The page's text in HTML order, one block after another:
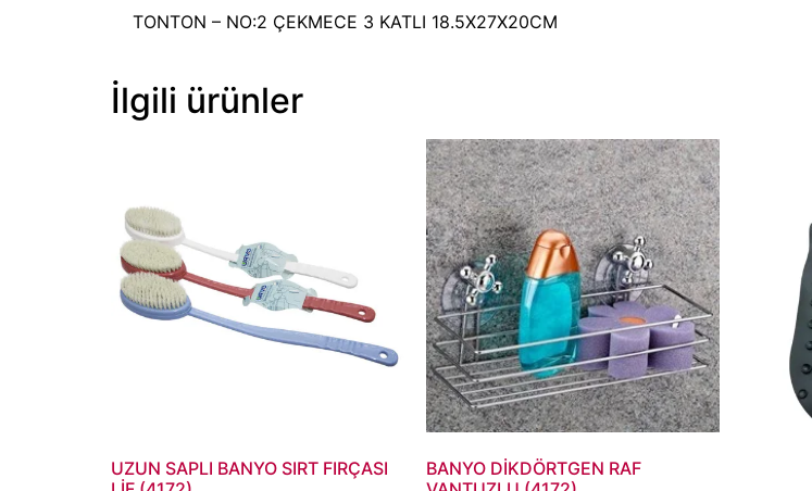
TONTON – NO:2 ÇEKMECE 3 KATLI 18.5X27X20CM
İlgili ürünler
UZUN SAPLI BANYO SIRT FIRÇASI
BANYO DİKDÖRTGEN RAF